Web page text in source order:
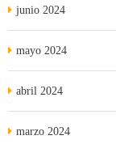
junio 2024
mayo 2024
abril 2024
marzo 2024